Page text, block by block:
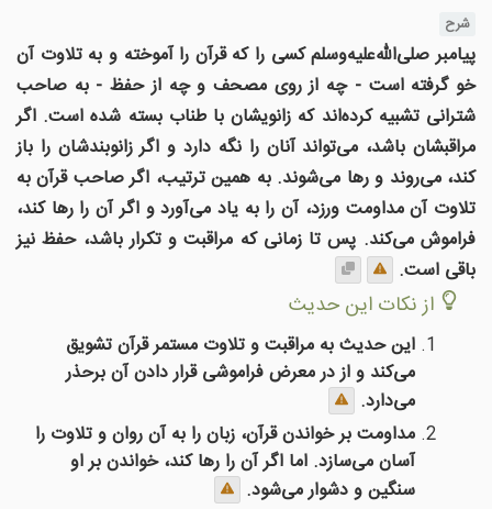
شرح
پیامبر صلی‌الله‌علیه‌وسلم کسی را که قرآن را آموخته و به تلاوت آن
خو گرفته است - چه از روی مصحف و چه از حفظ - به صاحب
شترانی تشبیه کرده‌اند که زانویشان با طناب بسته شده است. اگر
مراقبشان باشد، می‌تواند آنان را نگه دارد و اگر زانوبندشان را باز
کند، می‌روند و رها می‌شوند. به همین ترتیب، اگر صاحب قرآن به
تلاوت آن مداومت ورزد، آن را به یاد می‌آورد و اگر آن را رها کند،
فراموش می‌کند. پس تا زمانی که مراقبت و تکرار باشد، حفظ نیز
باقی است.
از نکات این حدیث
این حدیث به مراقبت و تلاوت مستمر قرآن تشویق
می‌کند و از در معرض فراموشی قرار دادن آن برحذر
می‌دارد.
مداومت بر خواندن قرآن، زبان را به آن روان و تلاوت را
آسان می‌سازد. اما اگر آن را رها کند، خواندن بر او
سنگین و دشوار می‌شود.